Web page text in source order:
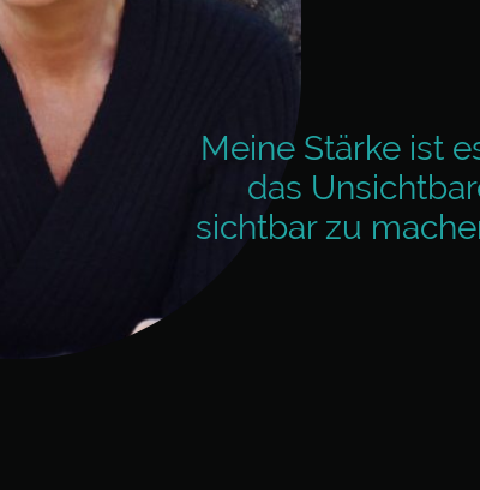
Meine Stärke ist
das
sichtbar zu